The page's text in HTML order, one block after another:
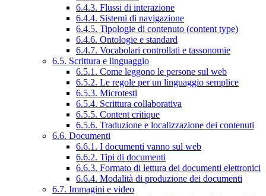
6.4.3. Flussi di interazione
6.4.4. Sistemi di navigazione
6.4.5. Tipologie di contenuto (content type)
6.4.6. Ontologie e standard
6.4.7. Vocabolari controllati e tassonomie
6.5. Scrittura e linguaggio
6.5.1. Come leggono le persone sul web
6.5.2. Le regole per un linguaggio semplice
6.5.3. Microtesti
6.5.4. Scrittura collaborativa
6.5.5. Content critique
6.5.6. Traduzione e localizzazione dei contenuti
6.6. Documenti
6.6.1. I documenti vanno sul web
6.6.2. Tipi di documenti
6.6.3. Formato di lettura dei documenti elettronici
6.6.4. Modalità di produzione dei documenti
6.7. Immagini e video